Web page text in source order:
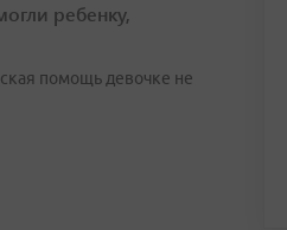
ребенку,
помощь девочке не